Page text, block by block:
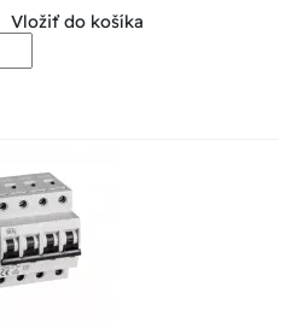
Vložiť do košíka